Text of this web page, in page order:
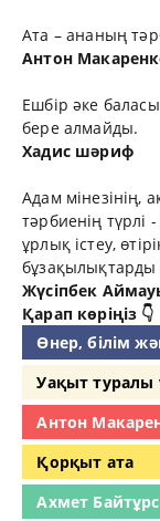
Ата – ананың
Антон
Ешбір әке
бере алмайды.
Хадис шәриф
Адам мінезінің,
тәрбиенің түрлі
ұрлық істеу,
бұзақылықтарды
Жүсіпбек
Қарап көріңіз 👇
Өнер, білім
Уақыт туралы
Антон
Қорқыт ата
Ахмет